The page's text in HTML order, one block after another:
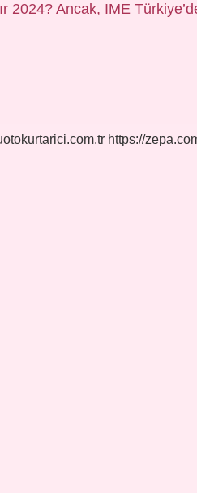
2024? Ancak, IME
https://